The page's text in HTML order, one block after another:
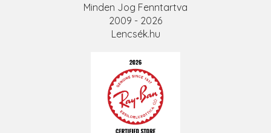
Minden Jog Fenntartva
2009 - 2026
Lencsék.hu